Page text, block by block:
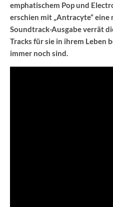
emphatischem Pop und
erschien mit „Antracyte“ eine
Soundtrack-Ausgabe verrät
Tracks für sie in ihrem Leben
immer noch sind.